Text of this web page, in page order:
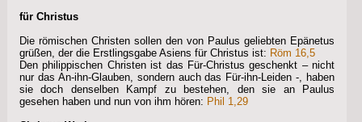
für Christus
Die römischen Christen sollen den von Paulus geliebten Epänetus
grüßen, der die Erstlingsgabe Asiens für Christus ist: Röm 16,5
Den philippischen Christen ist das Für-Christus geschenkt – nicht
nur das An-ihn-Glauben, sondern auch das Für-ihn-Leiden -, haben
sie doch denselben Kampf zu bestehen, den sie an Paulus
gesehen haben und nun von ihm hören: Phil 1,29